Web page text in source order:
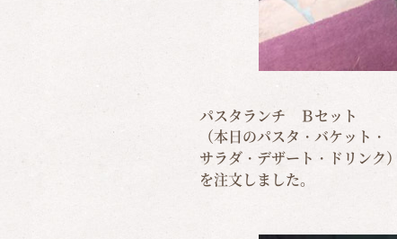
パスタランチ Ｂセット
（本日のパスタ・バケット・
サラダ・デザート・ドリンク）
を注文しました。